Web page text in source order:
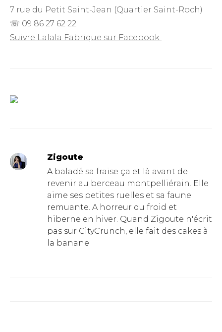
7 rue du Petit Saint-Jean (Quartier Saint-Roch)
☏ 09 86 27 62 22
Suivre Lalala Fabrique sur Facebook
Zigoute
A baladé sa fraise ça et là avant de
revenir au berceau montpelliérain. Elle
aime ses petites ruelles et sa faune
remuante. A horreur du froid et
hiberne en hiver. Quand Zigoute n'écrit
pas sur CityCrunch, elle fait des cakes à
la banane